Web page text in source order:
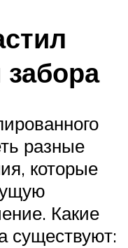
разные
которые
Какие
существуют: